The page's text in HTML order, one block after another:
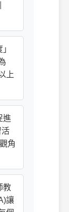
上
進
活
角
教
讓